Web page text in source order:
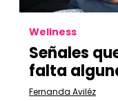
Wellness
Señales
falta
Fernanda Aviléz